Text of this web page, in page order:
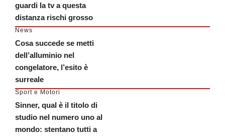
guardi la tv a questa
distanza rischi grosso
News
Cosa succede se metti
dell’alluminio nel
congelatore, l’esito è
surreale
Sport e Motori
Sinner, qual è il titolo di
studio nel numero uno al
mondo: stentano tutti a